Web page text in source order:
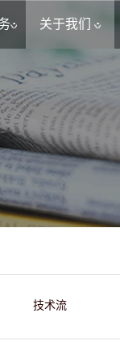
关于我们
技术流